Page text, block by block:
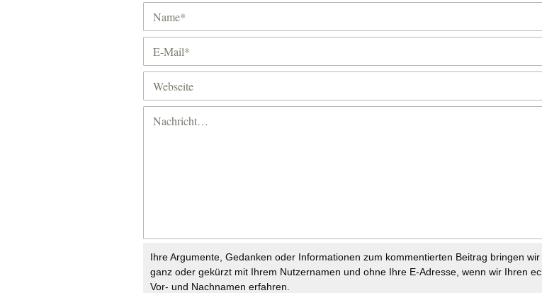
Ihre Argumente, Gedanken oder Informationen zum kommentierten Beitrag bringen wir
ganz oder gekürzt mit Ihrem Nutzernamen und ohne Ihre E-Adresse, wenn wir Ihren
Vor- und Nachnamen erfahren.